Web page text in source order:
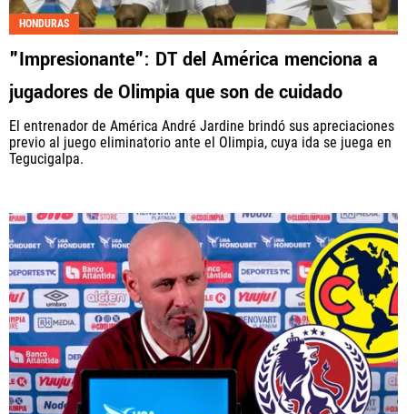
HONDURAS
"Impresionante": DT del América menciona a
jugadores de Olimpia que son de cuidado
El entrenador de América André Jardine brindó sus apreciaciones
previo al juego eliminatorio ante el Olimpia, cuya ida se juega en
Tegucigalpa.